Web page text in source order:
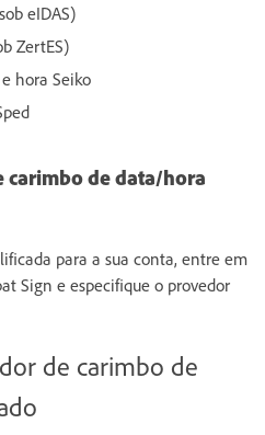
eIDAS)
ZertES)
hora Seiko
de data/hora
para a sua conta, entre em
Sign e especifique o provedor
de carimbo de